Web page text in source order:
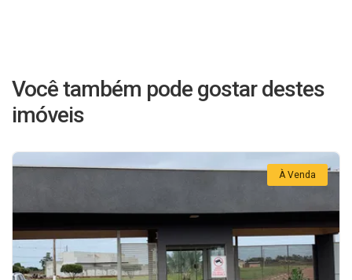
Você também pode gostar destes
imóveis
À Venda